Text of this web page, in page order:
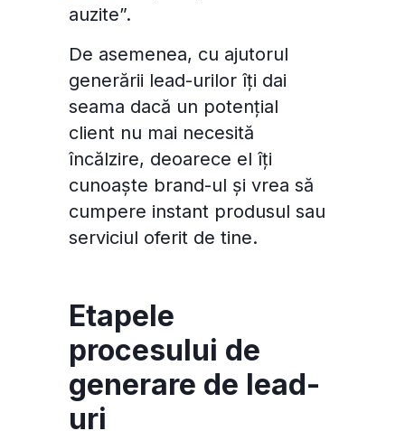
auzite”.
De asemenea, cu ajutorul
generării lead-urilor îți dai
seama dacă un potențial
client nu mai necesită
încălzire, deoarece el îți
cunoaște brand-ul și vrea să
cumpere instant produsul sau
serviciul oferit de tine.
Etapele
procesului de
generare de lead-
uri